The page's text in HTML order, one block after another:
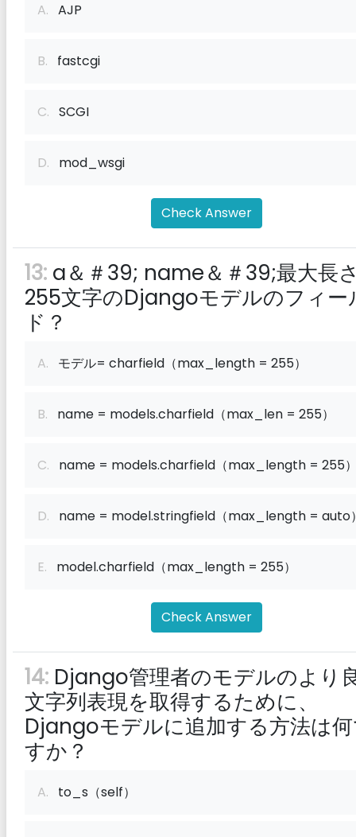
A. AJP
B. fastcgi
C. SCGI
D. mod_wsgi
Check Answer
13: a＆＃39; name＆＃39;最大長
255文字のDjangoモデルのフィー
ド？
A. モデル= charfield（max_length = 255）
B. name = models.charfield（max_len = 255）
C. name = models.charfield（max_length = 255
D. name = model.stringfield（max_length = auto
E. model.charfield（max_length = 255）
Check Answer
14: Django管理者のモデルのより
文字列表現を取得するために、
Djangoモデルに追加する方法は
すか？
A. to_s（self）